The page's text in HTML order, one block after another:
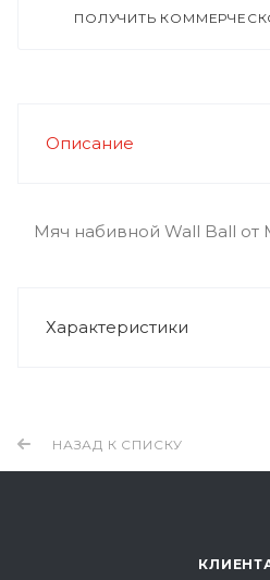
ПОЛУЧИТЬ
Описание
Мяч набивной Wall Ball от
Характеристики
НАЗАД К СПИСКУ